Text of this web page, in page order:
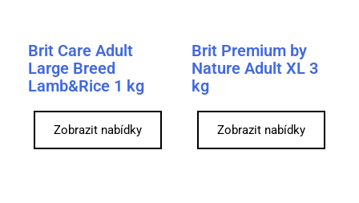
Brit Care Adult
Large Breed
Lamb&Rice 1 kg
Zobrazit nabídky
Brit Premium by
Nature Adult XL 3
kg
Zobrazit nabídky